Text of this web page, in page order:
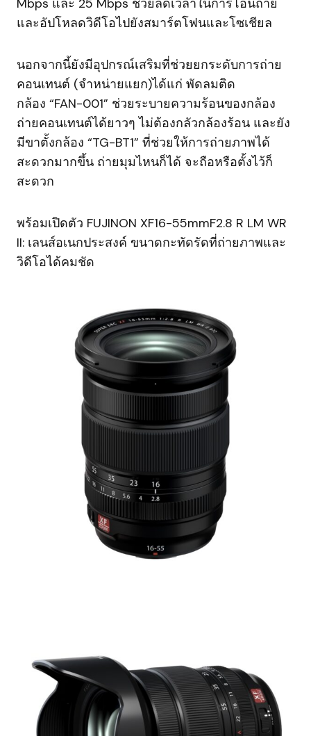
และอัปโหลดวิดีโอไปยังสมาร์ตโฟนและโซเชียล
นอกจากนี้ยังมีอุปกรณ์เสริมที่ช่วยยกระดับการถ่าย
คอนเทนต์ (จำหน่ายแยก)ได้แก่ พัดลมติด
กล้อง “FAN-001” ช่วยระบายความร้อนของกล้อง
ถ่ายคอนเทนต์ได้ยาวๆ ไม่ต้องกลัวกล้องร้อน และยัง
มีขาตั้งกล้อง “TG-BT1” ที่ช่วยให้การถ่ายภาพได้
สะดวกมากขึ้น ถ่ายมุมไหนก็ได้ จะถือหรือตั้งไว้ก็
สะดวก
พร้อมเปิดตัว FUJINON XF16-55mmF2.8 R LM WR
II: เลนส์อเนกประสงค์ ขนาดกะทัดรัดที่ถ่ายภาพและ
วิดีโอได้คมชัด